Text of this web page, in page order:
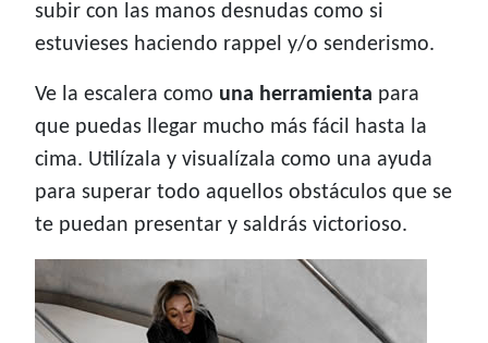
subir con las manos desnudas como si
estuvieses haciendo rappel y/o senderismo.
Ve la escalera como una herramienta para
que puedas llegar mucho más fácil hasta la
cima. Utilízala y visualízala como una ayuda
para superar todo aquellos obstáculos que se
te puedan presentar y saldrás victorioso.